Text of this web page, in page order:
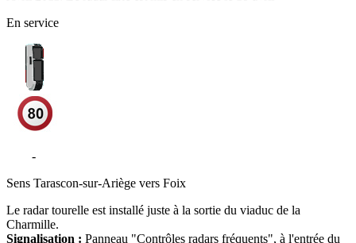
En service
-
Sens Tarascon-sur-Ariège vers Foix
Le radar tourelle est installé juste à la sortie du viaduc de la
Charmille.
Signalisation : Panneau "Contrôles radars fréquents", à l'entrée du